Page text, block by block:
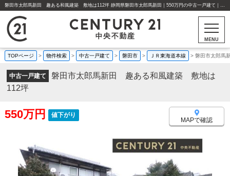
磐田市太郎馬新田 趣ある和風建築 敷地は112坪 静岡県磐田市太郎馬新田｜550万円の中古一戸建て｜中古住宅や中古物件情報｜センチュリー21中央不動産
MENU
TOPページ > 物件検索 > 中古一戸建て > 磐田市 > ＪＲ東海道本線 > 磐田市太郎馬
中古一戸建て
磐田市太郎馬新田 趣ある和風建築 敷地は
112坪
550万円 値下がり
MAPで確認